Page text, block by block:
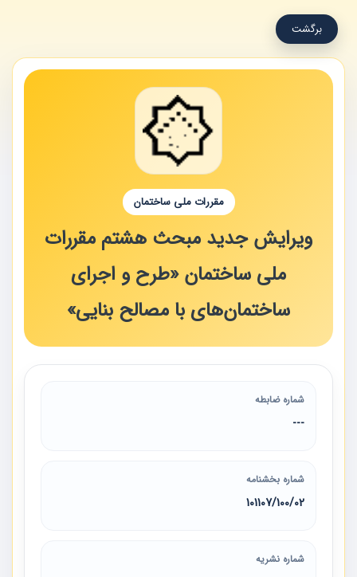
برگشت
مقررات ملی ساختمان
ویرایش جدید مبحث هشتم مقررات
ملی ساختمان «طرح و اجرای
ساختمان‌های با مصالح بنایی»
شماره ضابطه
---
شماره بخشنامه
101107/100/02
شماره نشریه